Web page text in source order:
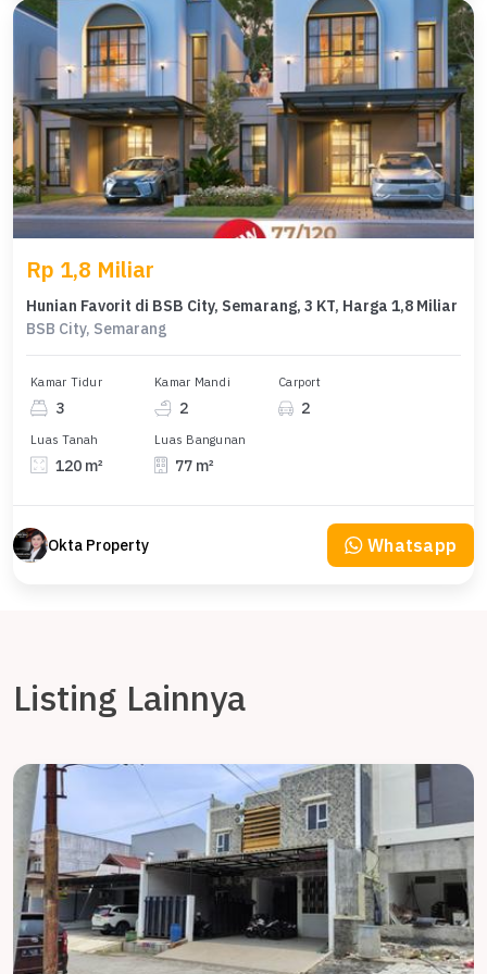
Rp 1,8 Miliar
Hunian Favorit di BSB City, Semarang, 3 KT, Harga 1,8 Miliar
BSB City, Semarang
Kamar Tidur
3
Kamar Mandi
2
Carport
2
Luas Tanah
120 m²
Luas Bangunan
77 m²
Okta Property Whatsapp
Listing Lainnya